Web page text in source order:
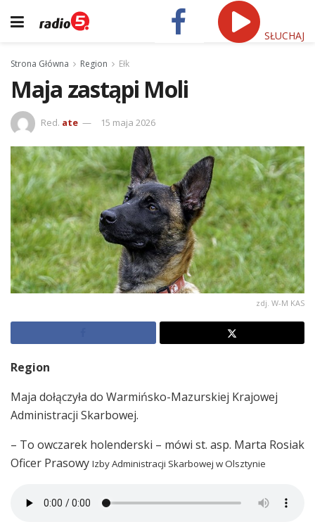
SŁUCHAJ
Strona Główna Region Ełk
Maja zastąpi Moli
Red. ate 15 maja 2026
zdj. W-M KAS
Region
Maja dołączyła do Warmińsko-Mazurskiej Krajowej
Administracji Skarbowej.
– To owczarek holenderski – mówi st. asp. Marta Rosiak
Oficer Prasowy Izby Administracji Skarbowej w Olsztynie